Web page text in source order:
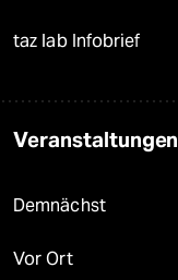
taz lab Infobrief
Veranstaltungen
Demnächst
Vor Ort